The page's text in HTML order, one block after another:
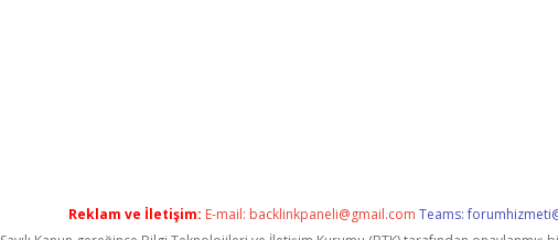
Reklam ve İletişim: E-mail: backlinkpaneli@gmail.com Teams: